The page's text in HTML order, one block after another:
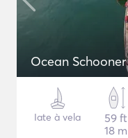
Ocean Schooner
Iate à vela
59 ft
18 m